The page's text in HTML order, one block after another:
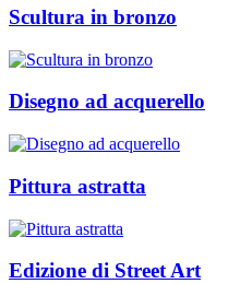
Scultura in bronzo
Disegno ad acquerello
Pittura astratta
Edizione di Street Art